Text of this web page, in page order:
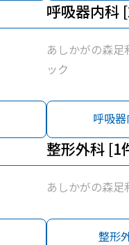
呼吸器内科
あしかがの森
ック
呼吸
整形外科 [1
あしかがの森足
整形